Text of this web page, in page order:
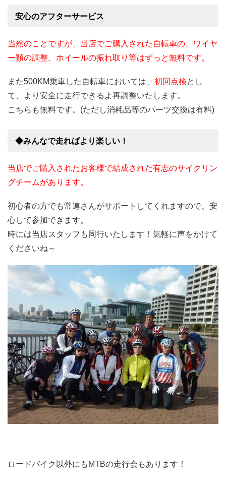
安心のアフターサービス
当然のことですが、当店でご購入された自転車の、ワイヤ
ー類の調整、ホイールの振れ取り等はずっと無料です。
また500KM乗車した自転車においては、 初回点検とし
て、より安全に走行できるよ再調整いたします。
こちらも無料です。(ただし消耗品等のパーツ交換は有料)
◆みんなで走ればより楽しい！
当店でご購入されたお客様で結成された有志のサイクリン
グチームがあります。
初心者の方でも常連さんがサポートしてくれますので、安
心して参加できます。
時には当店スタッフも同行いたします！気軽に声をかけて
くださいね～
ロードバイク以外にもMTBの走行会もあります！